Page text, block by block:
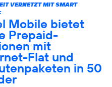
VERNETZT MIT SMART
Mobile bietet
Prepaid-
mit
Flat und
in 50